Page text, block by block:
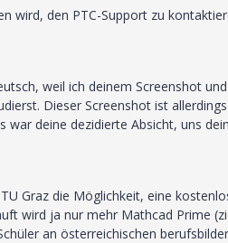
wird, den PTC-Support zu
weil ich deinem Screenshot
Dieser Screenshot ist
war deine dezidierte Absicht, uns
Graz die Möglichkeit, eine
wird ja nur mehr Mathcad Prime
an österreichischen